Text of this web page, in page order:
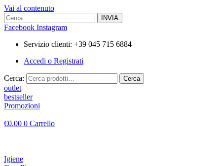
Vai al contenuto
Facebook Instagram
Servizio clienti: +39 045 715 6884
Accedi o Registrati
Cerca: Cerca
outlet
bestseller
Promozioni
€0.00 0 Carrello
Igiene